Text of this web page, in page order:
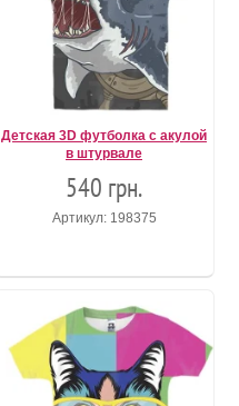
Детская 3D футболка с акулой
в штурвале
540 грн.
Артикул: 198375